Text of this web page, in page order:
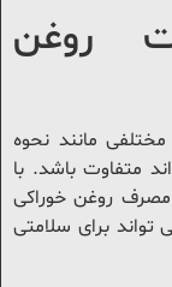
روغن
مانند نحوه
متفاوت باشد. با
روغن خوراکی
برای سلامتی